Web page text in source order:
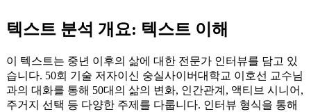
텍스트 분석 개요: 텍스트 이해
이 텍스트는 중년 이후의 삶에 대한 전문가 인터뷰를 담고 있
습니다. 50회 기술 저자이신 숭실사이버대학교 이호선 교수님
과의 대화를 통해 50대의 삶의 변화, 인간관계, 액티브 시니어,
주거지 선택 등 다양한 주제를 다룹니다. 인터뷰 형식을 통해